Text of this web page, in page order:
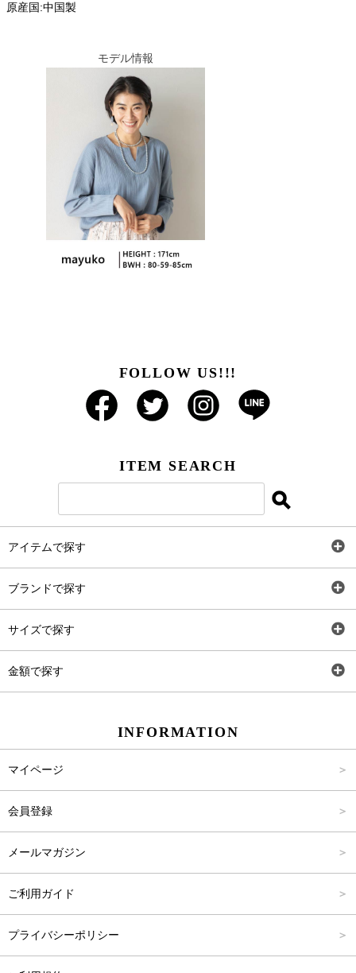
原産国:中国製
モデル情報
FOLLOW US!!!
ITEM SEARCH
アイテムで探す
ブランドで探す
サイズで探す
金額で探す
INFORMATION
マイページ
会員登録
メールマガジン
ご利用ガイド
プライバシーポリシー